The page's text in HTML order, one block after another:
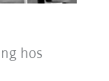
hos